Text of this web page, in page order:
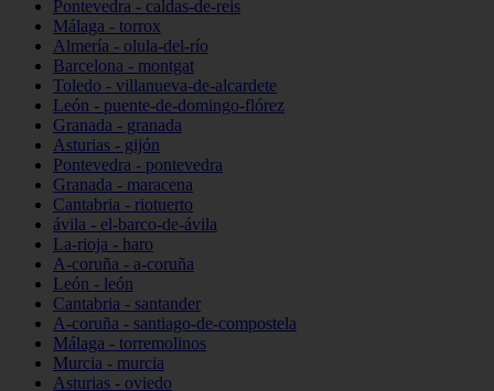
Pontevedra - caldas-de-reis
Málaga - torrox
Almería - olula-del-río
Barcelona - montgat
Toledo - villanueva-de-alcardete
León - puente-de-domingo-flórez
Granada - granada
Asturias - gijón
Pontevedra - pontevedra
Granada - maracena
Cantabria - riotuerto
ávila - el-barco-de-ávila
La-rioja - haro
A-coruña - a-coruña
León - león
Cantabria - santander
A-coruña - santiago-de-compostela
Málaga - torremolinos
Murcia - murcia
Asturias - oviedo